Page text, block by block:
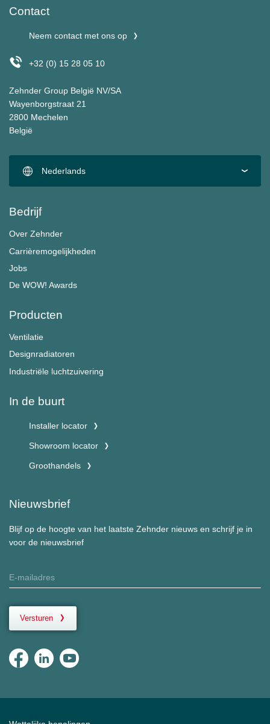
Contact
Neem contact met ons op
+32 (0) 15 28 05 10
Zehnder Group België NV/SA
Wayenborgstraat 21
2800 Mechelen
België
Nederlands
Bedrijf
Over Zehnder
Carrièremogelijkheden
Jobs
De WOW! Awards
Producten
Ventilatie
Designradiatoren
Industriële luchtzuivering
In de buurt
Installer locator
Showroom locator
Groothandels
Nieuwsbrief
Blijf op de hoogte van het laatste Zehnder nieuws en schrijf je in
voor de nieuwsbrief
Versturen